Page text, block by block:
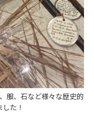
服、石など様々な歴史的
た！